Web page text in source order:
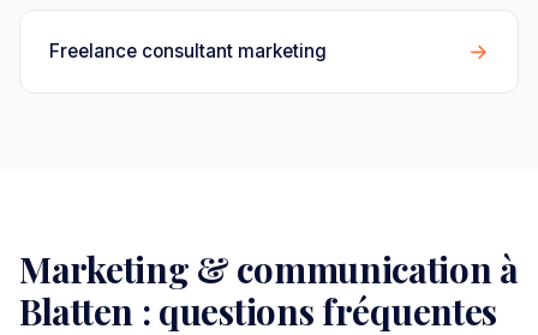
Freelance consultant marketing →
Marketing & communication à
Blatten : questions fréquentes